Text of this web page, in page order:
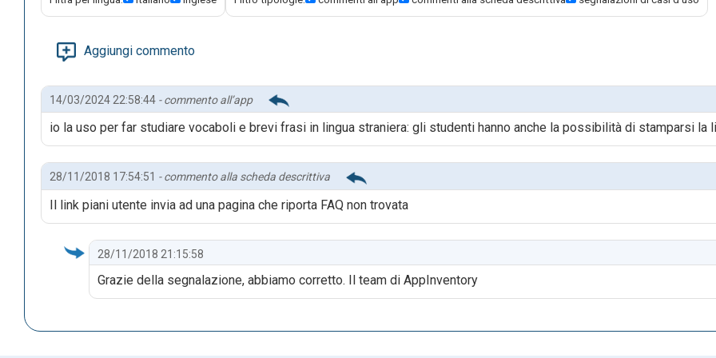
Aggiungi commento
14/03/2024 22:58:44 - commento all’app
io la uso per far studiare vocaboli e brevi frasi in lingua straniera: gli studenti hanno anche la possibilità di stamparsi la
28/11/2018 17:54:51 - commento alla scheda descrittiva
Il link piani utente invia ad una pagina che riporta FAQ non trovata
28/11/2018 21:15:58
Grazie della segnalazione, abbiamo corretto. Il team di AppInventory